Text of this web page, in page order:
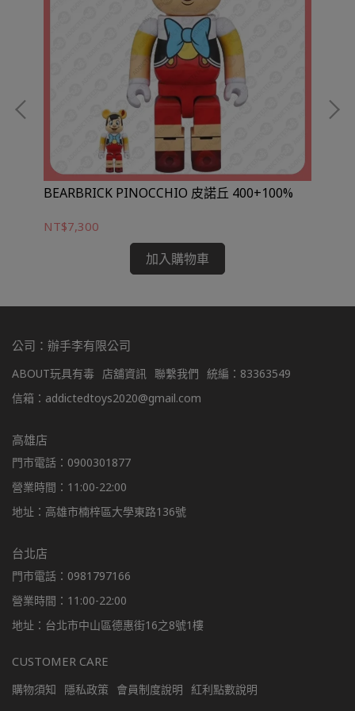
BEARBRICK PINOCCHIO 皮諾丘 400+100%
NT$7,300
加入購物車
公司：辦手李有限公司
ABOUT玩具有毒 店舖資訊 聯繫我們 統編：83363549
信箱：addictedtoys2020@gmail.com
高雄店
門市電話：0900301877
營業時間：11:00-22:00
地址：高雄市楠梓區大學東路136號
台北店
門市電話：0981797166
營業時間：11:00-22:00
地址：台北市中山區德惠街16之8號1樓
CUSTOMER CARE
購物須知 隱私政策 會員制度說明 紅利點數說明